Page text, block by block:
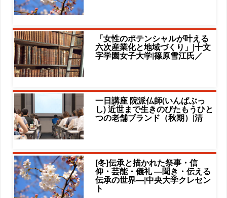
「女性のポテンシャルが叶える
六次産業化と地域づくり」|十文
字学園女子大学|篠原雪江氏／
一日講座 院派仏師(いんぱぶっ
し) 近世まで生きのびたもうひと
つの老舗ブランド（秋期）|清
[冬]伝承と描かれた祭事・信
仰・芸能・儀礼 ―聞き・伝える
伝承の世界―|中央大学クレセン
ト